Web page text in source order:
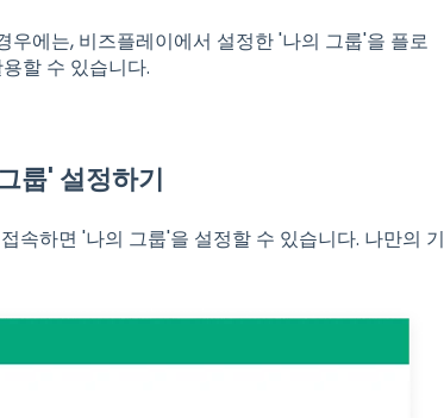
에는, 비즈플레이에서 설정한 '나의 그룹'을 플로
할 수 있습니다.
룹' 설정하기
속하면 '나의 그룹'을 설정할 수 있습니다. 나만의 기